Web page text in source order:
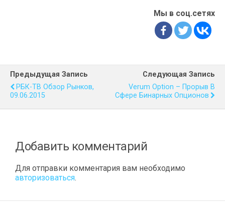
Мы в соц.сетях
Предыдущая Запись
РБК-ТВ Обзор Рынков,
09.06.2015
Следующая Запись
Verum Option – Прорыв В
Сфере Бинарных Опционов
Добавить комментарий
Для отправки комментария вам необходимо
авторизоваться.